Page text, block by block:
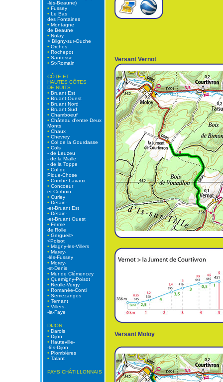
-lès-Beaune)
• Fussey
• Le Bas
des Fontaines
• Montagne
de Beaune
• Nolay
> Bligny-sur-Ouche
• Orches
• Rochepot
• Santosse
• St-Romain
CÔTE ET
HAUTES CÔTES
DE NUITS
• Bruant Est
• Bruant Ouest
• Bruant Nord
• Bruant Sud
• Chamboeuf
• Château d'entre Deux
Monts
• Chaux
• Chevrey
• Col de la Gourdasse
• Cols
- de Leuzeu
- de la Mialle
- de la Toppe
• Col de
Pique-Chose
• Combe Lavaux
• Concoeur
et Corboin
• Curley
• Détain-
-et-Bruant Est
• Détain-
-et-Bruant Ouest
• Ferme
de Rolle
• Gergueil>
<Poisot
• Magny-les-Villers
• Marey-
-lès-Fussey
• Morey-
-st-Denis
• Mur de Clémencey
• Quemigny-Poisot
• Reulle-Vergy
• Romanée-Conti
• Semezanges
• Ternant
• Villers-
-la-Faye
DIJON
• Darois
• Dijon
• Hauteville-
-lès-Dijon
• Plombières
• Talant
PAYS CHÂTILLONNAIS
Versant Vernot
Versant Moloy